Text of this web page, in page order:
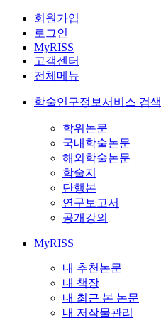
회원가입
로그인
MyRISS
고객센터
전체메뉴
학술연구정보서비스 검색
학위논문
국내학술논문
해외학술논문
학술지
단행본
연구보고서
공개강의
MyRISS
내 추천논문
내 책장
내 최근 본 논문
내 저작물관리